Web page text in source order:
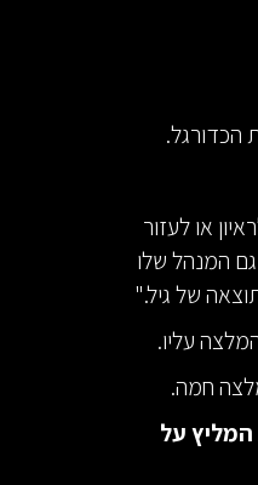
או לעזור
ברמה הזאת. גם המנהל שלו
של גיל."
עליו.
חמה.
על